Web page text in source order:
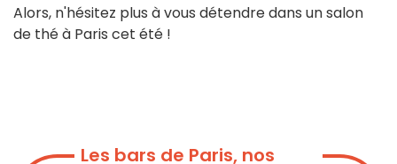
Alors, n'hésitez plus à vous détendre dans un salon
de thé à Paris cet été !
Les bars de Paris, nos